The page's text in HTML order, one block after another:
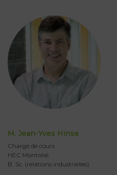
M. Jean-Yves Hinse
Chargé de cours
HEC Montréal
B. Sc. (relations industrielles)